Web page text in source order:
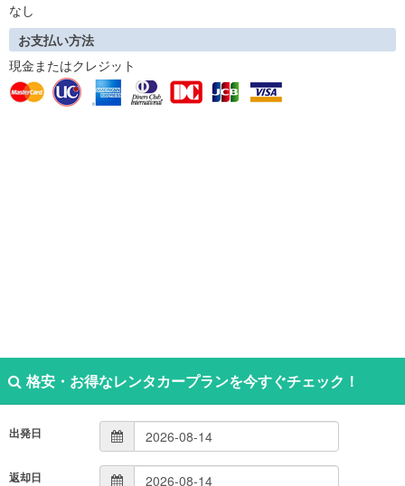
なし
お支払い方法
現金またはクレジット
格安・お得なレンタカープランを今すぐチェック！
出発日
返却日